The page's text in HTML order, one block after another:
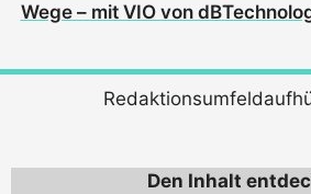
Wege – mit VIO von
Den Inhalt